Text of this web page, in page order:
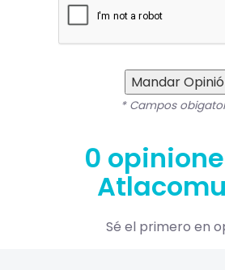
Mandar
* Campos
0
Sé el primero en